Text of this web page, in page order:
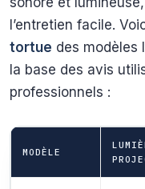
l’entretien facile.
tortue des modèles
la base des avis
professionnels :
MODÈLE